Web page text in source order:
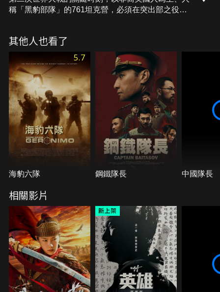
稱「黑豹部隊」的761坦克營，必須在突出部之役期
其他人也看了
5.7
海豹六隊 鋼鐵隊長 中國隊長
相關影片